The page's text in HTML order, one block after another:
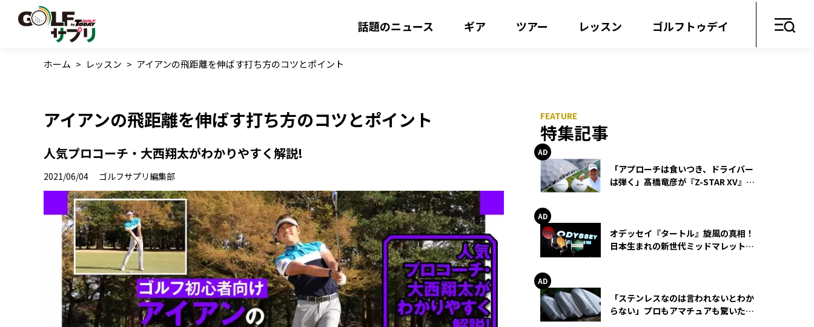
話題のニュース ギア ツアー レッスン ゴルフトゥデイ
ホーム > レッスン > アイアンの飛距離を伸ばす打ち方のコツとポイント
アイアンの飛距離を伸ばす打ち方のコツとポイント
人気プロコーチ・大西翔太がわかりやすく解説!
2021/06/04 ゴルフサプリ編集部
特集記事
「アプローチは食いつき、ドライバー
は弾く」髙橋竜彦が『Z-STAR XV』を
オデッセイ『タートル』旋風の真相！
日本生まれの新世代ミッドマレットが
「ステンレスなのは言われないとわか
らない」プロもアマチュアも驚いた